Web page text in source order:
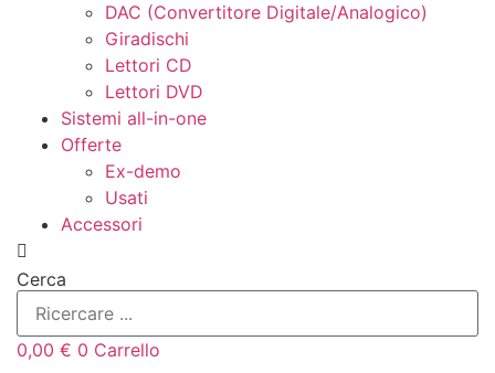
DAC (Convertitore Digitale/Analogico)
Giradischi
Lettori CD
Lettori DVD
Sistemi all-in-one
Offerte
Ex-demo
Usati
Accessori
Cerca
0,00 € 0 Carrello